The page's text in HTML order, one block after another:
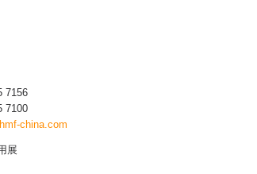
7156
7100
china.com
展